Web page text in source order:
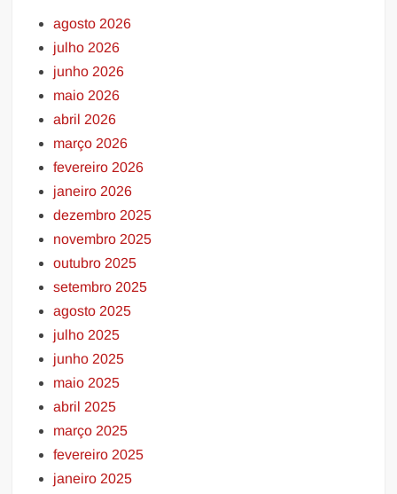
agosto 2026
julho 2026
junho 2026
maio 2026
abril 2026
março 2026
fevereiro 2026
janeiro 2026
dezembro 2025
novembro 2025
outubro 2025
setembro 2025
agosto 2025
julho 2025
junho 2025
maio 2025
abril 2025
março 2025
fevereiro 2025
janeiro 2025